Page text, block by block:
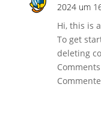
2024 um
Hi, this is
To get
deleting